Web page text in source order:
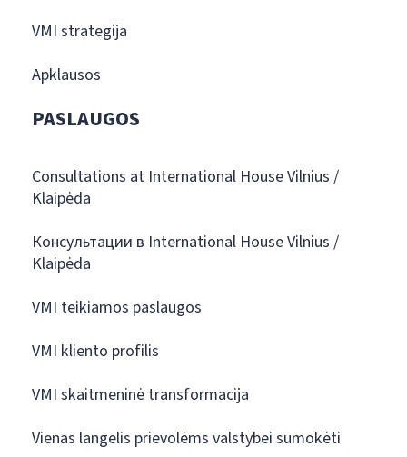
VMI strategija
Apklausos
PASLAUGOS
Consultations at International House Vilnius /
Klaipėda
Консультации в International House Vilnius /
Klaipėda
VMI teikiamos paslaugos
VMI kliento profilis
VMI skaitmeninė transformacija
Vienas langelis prievolėms valstybei sumokėti